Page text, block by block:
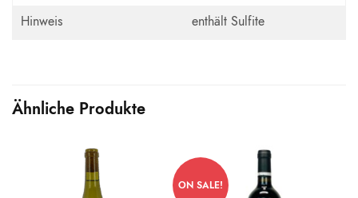
Hinweis
enthält Sulfite
Ähnliche Produkte
ON SALE!